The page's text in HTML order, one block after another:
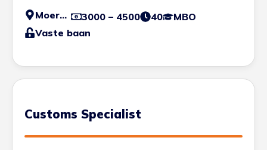
Moerdijk 3000 – 4500 40
MBO
Vaste baan
Customs Specialist